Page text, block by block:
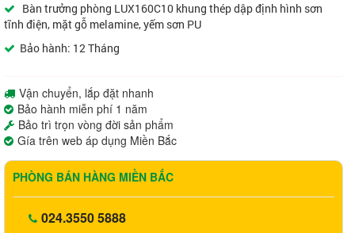
Bàn trưởng phòng LUX160C10 khung thép dập định hình sơn
tĩnh điện, mặt gỗ melamine, yếm sơn PU
Bảo hành: 12 Tháng
Vận chuyển, lắp đặt nhanh
Bảo hành miễn phí 1 năm
Bảo trì trọn vòng đời sản phẩm
Gía trên web áp dụng Miền Bắc
PHÒNG BÁN HÀNG MIỀN BẮC
024.3550 5888